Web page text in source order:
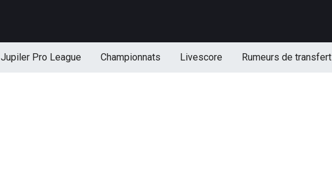
Jupiler Pro League Championnats Livescore Rumeurs de transfert